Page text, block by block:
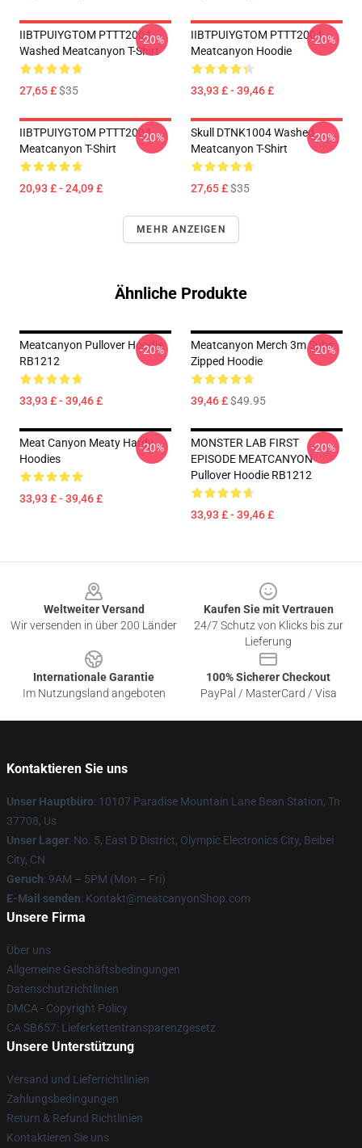
IIBTPUIYGTOM PTTT2004
Washed Meatcanyon T-Shirt
27,65 £$35
-20%
IIBTPUIYGTOM PTTT2004
Meatcanyon Hoodie
33,93 £ - 39,46 £
-20%
IIBTPUIYGTOM PTTT2004
Meatcanyon T-Shirt
20,93 £ - 24,09 £
-20%
Skull DTNK1004 Washed
Meatcanyon T-Shirt
27,65 £$35
-20%
MEHR ANZEIGEN
Ähnliche Produkte
Meatcanyon Pullover Hoodie
RB1212
33,93 £ - 39,46 £
-20%
Meatcanyon Merch 3m Subs
Zipped Hoodie
39,46 £$49.95
-20%
Meat Canyon Meaty Hardy
Hoodies
33,93 £ - 39,46 £
-20%
MONSTER LAB FIRST
EPISODE MEATCANYON
Pullover Hoodie RB1212
33,93 £ - 39,46 £
-20%
Weltweiter Versand
Wir versenden in über 200 Länder
Kaufen Sie mit Vertrauen
24/7 Schutz von Klicks bis zur
Lieferung
Internationale Garantie
Im Nutzungsland angeboten
100% Sicherer Checkout
PayPal / MasterCard / Visa
Kontaktieren Sie uns
Unser Hauptbüro: 10107 Paradise Mountain Lane Bean Station, Tn
37708, Us
Unser Lager: No. 5, East D District, Olympic Electronics City, Beibei
City, CN
Geruch: 9AM – 5PM (Mon – Fri)
E-Mail senden: Kontakt@meatcanyonShop.com
Unsere Firma
Über uns
Allgemeine Geschäftsbedingungen
Datenschutzrichtlinien
DMCA - Copyright Policy
CA SB657: Lieferkettentransparenzgesetz
Unsere Unterstützung
Versand und Lieferrichtlinien
Zahlungsbedingungen
Return & Refund Richtlinien
Kontaktieren Sie uns